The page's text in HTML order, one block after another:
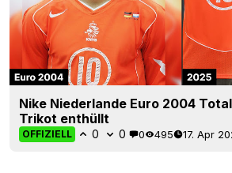
Nike Niederlande Euro 2004
Trikot enthüllt
OFFIZIELL 0 0 0 495 17. Apr